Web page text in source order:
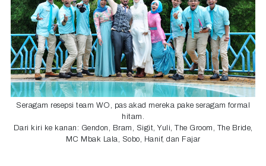
Seragam resepsi team WO, pas akad mereka pake seragam formal
hitam.
Dari kiri ke kanan: Gendon, Bram, Sigit, Yuli, The Groom, The Bride,
MC Mbak Lala, Sobo, Hanif, dan Fajar